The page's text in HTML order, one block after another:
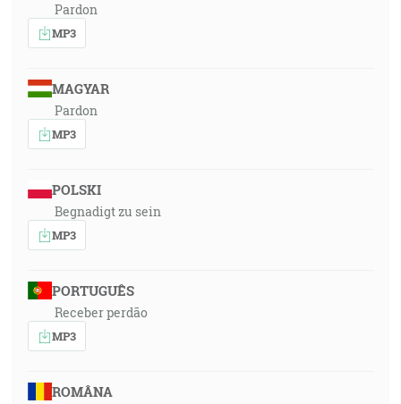
Pardon
MP3
MAGYAR
Pardon
MP3
POLSKI
Begnadigt zu sein
MP3
PORTUGUÊS
Receber perdão
MP3
ROMÂNA